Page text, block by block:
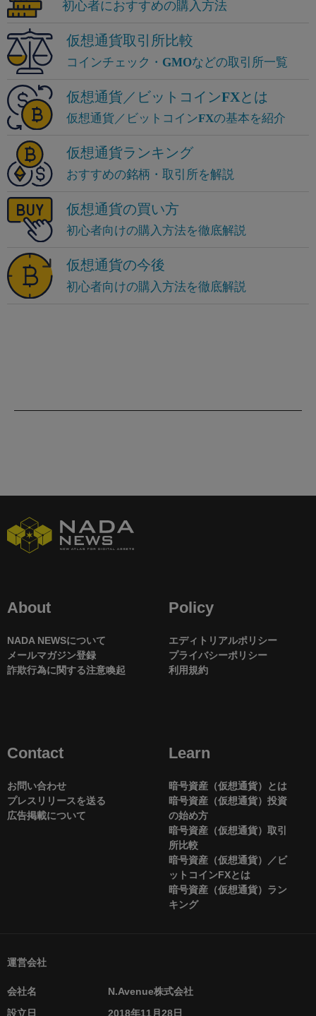
About
NADA NEWSについて
メールマガジン登録
詐欺行為に関する注意喚起
Policy
エディトリアルポリシー
プライバシーポリシー
利用規約
Contact
お問い合わせ
プレスリリースを送る
広告掲載について
Learn
暗号資産（仮想通貨）とは
暗号資産（仮想通貨）投資
の始め方
暗号資産（仮想通貨）取引
所比較
暗号資産（仮想通貨）／ビ
ットコインFXとは
暗号資産（仮想通貨）ラン
キング
運営会社
会社名
N.Avenue株式会社
設立日
2018年11月28日